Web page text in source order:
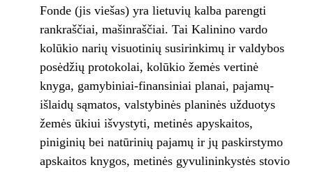
Fonde (jis viešas) yra lietuvių kalba parengti
rankraščiai, mašinraščiai. Tai Kalinino vardo
kolūkio narių visuotinių susirinkimų ir valdybos
posėdžių protokolai, kolūkio žemės vertinė
knyga, gamybiniai-finansiniai planai, pajamų-
išlaidų sąmatos, valstybinės planinės užduotys
žemės ūkiui išvystyti, metinės apyskaitos,
piniginių bei natūrinių pajamų ir jų paskirstymo
apskaitos knygos, metinės gyvulininkystės stovio